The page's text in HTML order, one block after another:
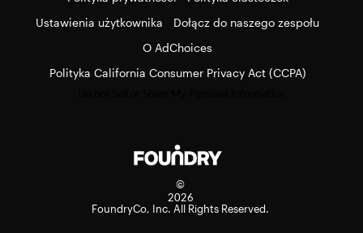
Ustawienia użytkownika
Dołącz do naszego zespołu
O AdChoices
Polityka California Consumer Privacy Act (CCPA)
©
2026
FoundryCo, Inc. All Rights Reserved.